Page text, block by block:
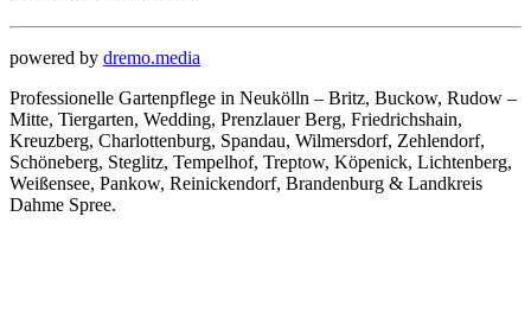
powered by dremo.media
Professionelle Gartenpflege in Neukölln – Britz, Buckow, Rudow –
Mitte, Tiergarten, Wedding, Prenzlauer Berg, Friedrichshain,
Kreuzberg, Charlottenburg, Spandau, Wilmersdorf, Zehlendorf,
Schöneberg, Steglitz, Tempelhof, Treptow, Köpenick, Lichtenberg,
Weißensee, Pankow, Reinickendorf, Brandenburg & Landkreis
Dahme Spree.